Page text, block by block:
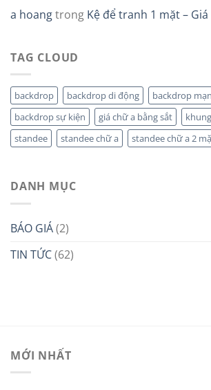
a hoangtrong Kệ để tranh 1 mặt –
TAG CLOUD
backdrop backdrop di động
backdrop
backdrop sự kiện
giá chữ a bằng sắt
standee
standee chữ a standee chữ a 2
DANH MỤC
BÁO GIÁ(2)
TIN TỨC(62)
MỚI NHẤT